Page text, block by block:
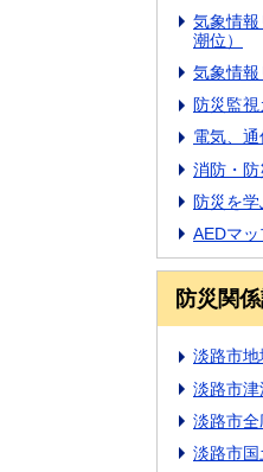
気象情報
潮位）
気象情報
防災監
電気、
消防・
防災を
AEDマッ
防災関
淡路市
淡路市
淡路市
淡路市